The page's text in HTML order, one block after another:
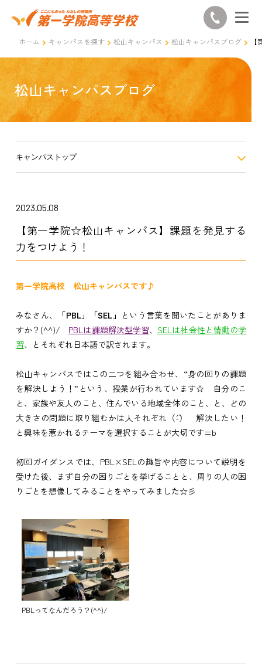
ホーム キャンパスを探す 松山キャンパス 松山キャンパスブログ
松山キャンパスブログ
キャンパストップ
2023.05.08
【第一学院☆松山キャンパス】課題を発見する
力をつけよう！
第一学院高校 松山キャンパスです♪
みなさん、 「PBL」「SEL」 という言葉を聞いたことがありま
すか？(^^)/ PBLは課題解決型学習、 SELは社会性と情動の学
習、とそれぞれ日本語で訳されます。
松山キャンパスではこの二つを組み合わせ、“身の回りの課題
を解決しよう！”という、授業が行われています☆ 自分のこ
と、家族や友人のこと、住んでいる地域全体のこと、と、どの
大きさの問題に取り組むかは人それぞれ（´-`） 解決したい！
と興味を惹かれるテーマを選択することが大切です=b
初回ガイダンスでは、PBL×SELの趣旨や内容について説明を
受けた後、まず自分の困りごとを挙げることと、周りの人の困
りごとを想像してみることをやってみました☆彡
PBLってなんだろう？(^^)/